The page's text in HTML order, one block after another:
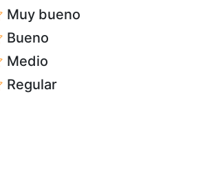
Muy bueno
Bueno
Medio
Regular